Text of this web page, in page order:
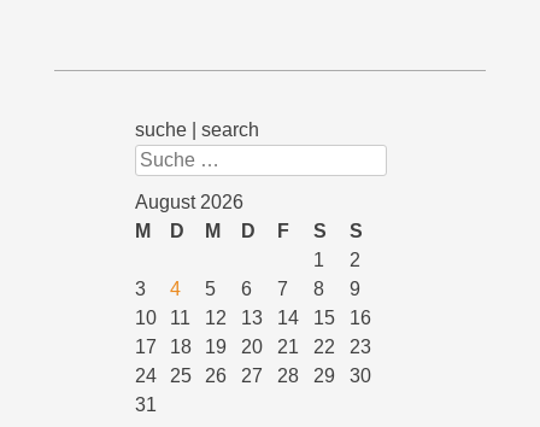
suche | search
Suchen
August 2026
M
D M D F S
S
1
2
3
4 5 6 7 8
9
10
11 12 13 14 15
16
17
18 19 20 21 22
23
24
25 26 27 28 29
30
31